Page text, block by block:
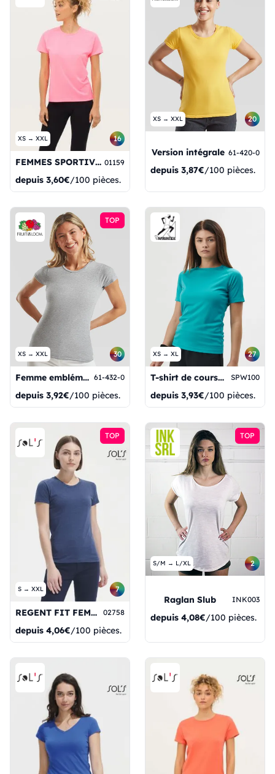
XS → XXL 16
FEMMES SPORTIVES 01159
depuis 3,60€/100 pièces.
XS → XXL 20
Version intégrale 61-420-0
depuis 3,87€/100 pièces.
TOP
XS → XXL 30
Femme emblématique 61-432-0
depuis 3,92€/100 pièces.
XS → XL 27
T-shirt de course pour femmes SPW100
depuis 3,93€/100 pièces.
TOP
S → XXL 7
REGENT FIT FEMME 02758
depuis 4,06€/100 pièces.
TOP
S/M → L/XL 2
Raglan Slub INK003
depuis 4,08€/100 pièces.